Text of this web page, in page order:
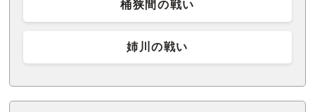
桶狭間の戦い
姉川の戦い